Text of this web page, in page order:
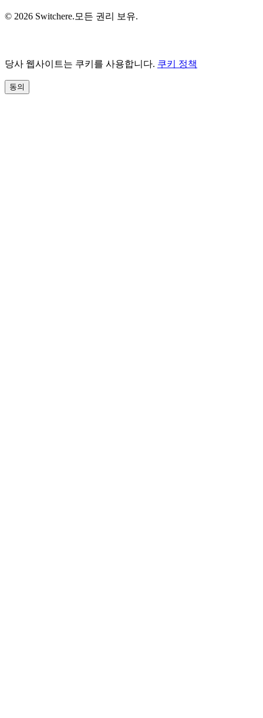
© 2026 Switchere.모든 권리 보유.
당사 웹사이트는 쿠키를 사용합니다. 쿠키 정책
동의